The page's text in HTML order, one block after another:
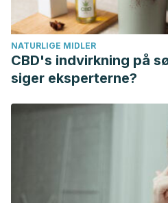
texto completo
Lee, M.-A., & Kawachi, I.
Associations between
domains and happiness in
e0209821.
NATURLIGE MIDLER
CBD's indvirkning på
siger eksperterne?